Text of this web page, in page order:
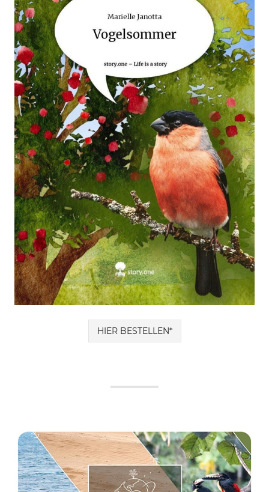
HIER BESTELLEN*